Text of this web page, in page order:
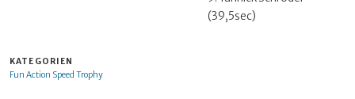
(39,5sec)
KATEGORIEN
Fun Action Speed Trophy